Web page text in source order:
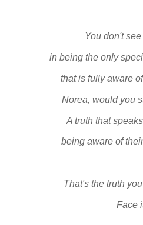
You don't
in being the only
that is fully aware
Norea, would you
A truth that
being aware of
That's the truth
Face